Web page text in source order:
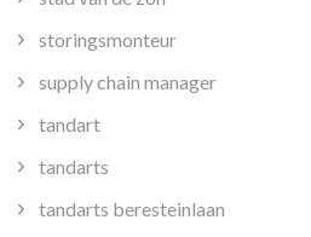
storingsmonteur
supply chain manager
tandart
tandarts
tandarts beresteinlaan